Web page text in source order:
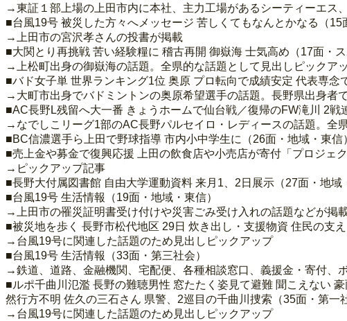
→東証１部上場の上田市内に本社、主力工場があるシーティーエス
■台風19号 被災した方々へメッセージ 苦しくてもなんとかなる（15
→上田市の宮沢孝さんの投書が掲載
■大関とり再挑戦 苦い経験糧に 稽古再開 御嶽海 士気高め（17面・ス
→上松町出身の御嶽海の話題。全県的な話題として見出しピックア
■バド女子単 世界ランキング1位 奥原 プロ転向で成績安定 代表専
→大町市出身でバドミントンの奥原希望選手の話題。長野県出身者
■AC長野L残留へ大一番 きょうホームで仙台戦／復帰のFW滝川 2戦
→なでしこリーグ1部のAC長野パルセイロ・レディースの話題。全
■BC信濃選手ら上田で野球指導 市内小中学生に（26面・地域・東信
■売上金や募金で復興応援 上田の飲食店や小売店が寄付「プロジェ
→ピックアップ記事
■長野大付属図書館 自由大学運動資料 来月1、2日展示（27面・地域
■台風19号 生活情報（19面・地域・東信）
→上田市の罹災証明書受け付けや災害ごみ受け入れの話題などが掲
■被災地を歩く 長野市松代地区 29日 炊き出し・支援物資 住民の支え
→台風19号に関連した話題のため見出しピックアップ
■台風19号 生活情報（33面・第三社会）
→鉄道、道路、金融機関、宅配便、各種相談窓口、義援金・寄付、
■ルポ千曲川氾濫 長野の難聴男性 窓たたく姿見て避難 聞こえない
然行方不明 佐久の三石さん 県警、2巡目の千曲川捜索（35面・第一
→台風19号に関連した話題のため見出しピックアップ